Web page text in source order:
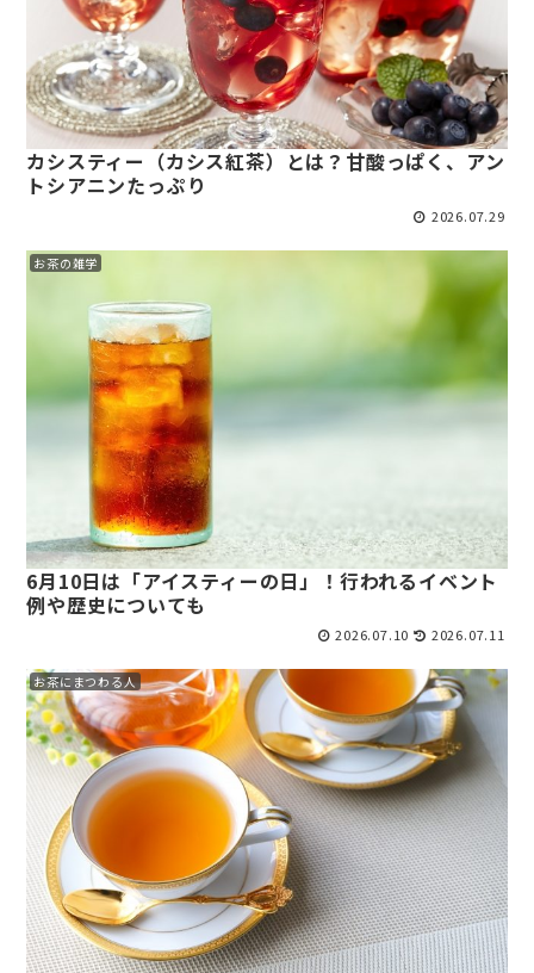
カシスティー（カシス紅茶）とは？甘酸っぱく、アン
トシアニンたっぷり
2026.07.29
お茶の雑学
6月10日は「アイスティーの日」！行われるイベント
例や歴史についても
2026.07.10 2026.07.11
お茶にまつわる人